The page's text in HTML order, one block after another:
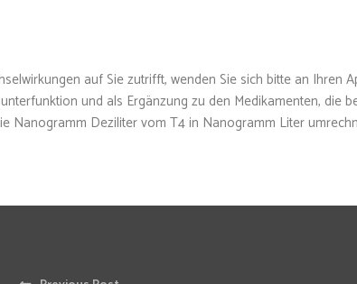
auf Sie zutrifft, wenden Sie sich bitte an Ihren
und als Ergänzung zu den Medikamenten, die
Nanogramm Deziliter vom T4 in Nanogramm Liter